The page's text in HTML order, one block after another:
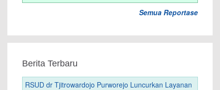
Semua Reportase
Berita Terbaru
RSUD dr Tjitrowardojo Purworejo Luncurkan Layanan